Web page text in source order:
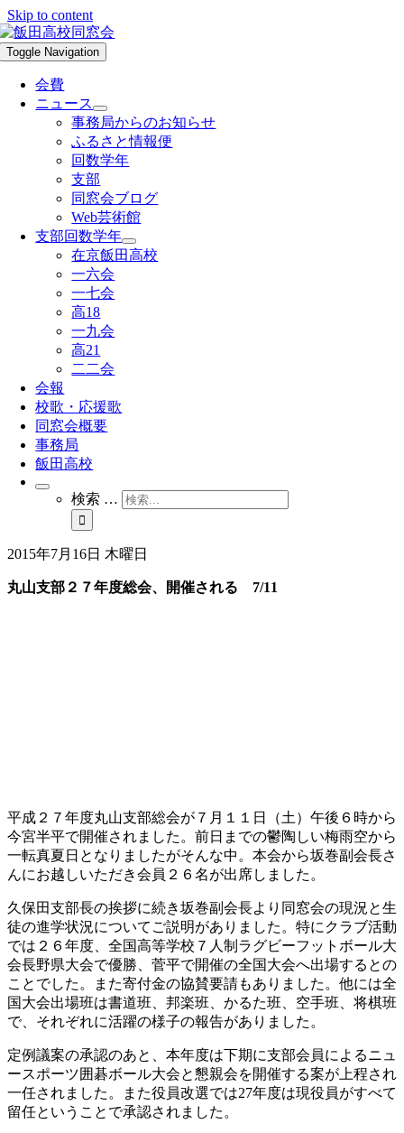
Skip to content
Toggle Navigation
会費
ニュース
事務局からのお知らせ
ふるさと情報便
回数学年
支部
同窓会ブログ
Web芸術館
支部回数学年
在京飯田高校
一六会
一七会
高18
一九会
高21
二二会
会報
校歌・応援歌
同窓会概要
事務局
飯田高校
検索 …
2015年7月16日 木曜日
丸山支部２７年度総会、開催される 7/11
平成２７年度丸山支部総会が７月１１日（土）午後６時から
今宮半平で開催されました。前日までの鬱陶しい梅雨空から
一転真夏日となりましたがそんな中。本会から坂巻副会長さ
んにお越しいただき会員２６名が出席しました。
久保田支部長の挨拶に続き坂巻副会長より同窓会の現況と生
徒の進学状況についてご説明がありました。特にクラブ活動
では２６年度、全国高等学校７人制ラグビーフットボール大
会長野県大会で優勝、菅平で開催の全国大会へ出場するとの
ことでした。また寄付金の協賛要請もありました。他には全
国大会出場班は書道班、邦楽班、かるた班、空手班、将棋班
で、それぞれに活躍の様子の報告がありました。
定例議案の承認のあと、本年度は下期に支部会員によるニュ
ースポーツ囲碁ボール大会と懇親会を開催する案が上程され
一任されました。また役員改選では27年度は現役員がすべて
留任ということで承認されました。